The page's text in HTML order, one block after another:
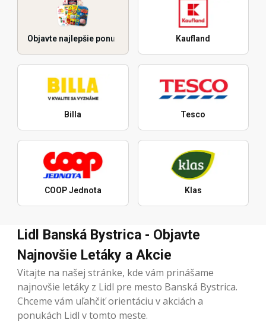
Objavte najlepšie ponuky Kaufland
Billa Tesco
COOP Jednota Klas
Lidl Banská Bystrica - Objavte
Najnovšie Letáky a Akcie
Vitajte na našej stránke, kde vám prinášame
najnovšie letáky z Lidl pre mesto Banská Bystrica.
Chceme vám uľahčiť orientáciu v akciách a
ponukách Lidl v tomto meste.